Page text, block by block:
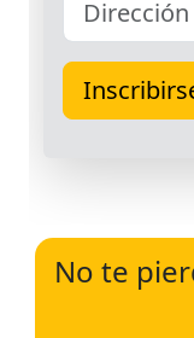
No te